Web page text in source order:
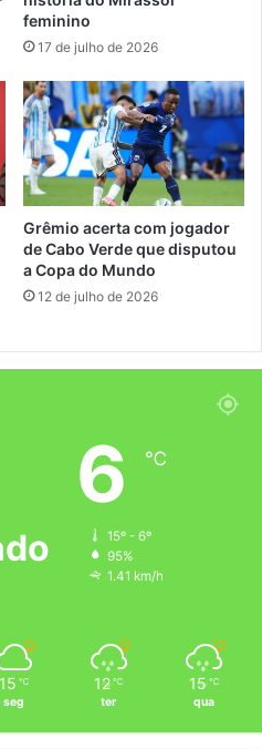
feminino
17 de julho de 2026
Grêmio acerta com jogador
de Cabo Verde que disputou
a Copa do Mundo
12 de julho de 2026
6 ℃
15º - 6º
95%
1.41 km/h
15 ℃
seg
12 ℃
ter
15 ℃
qua